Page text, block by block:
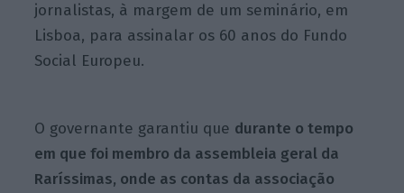
jornalistas, à margem de um seminário, em
Lisboa, para assinalar os 60 anos do Fundo
Social Europeu.
O governante garantiu que durante o tempo
em que foi membro da assembleia geral da
Raríssimas, onde as contas da associação